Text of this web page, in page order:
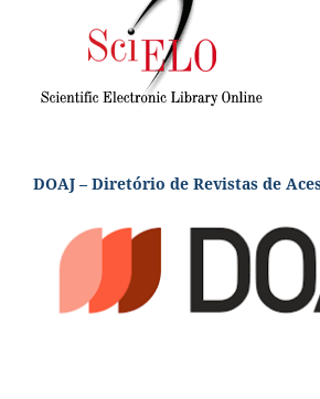
DOAJ – Diretório de Revistas de